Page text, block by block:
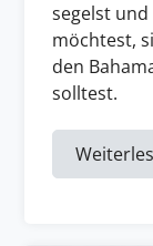
segelst
möchtest,
den
solltest.